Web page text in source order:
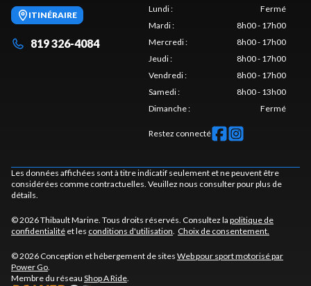
ITINÉRAIRE
819 326-4084
Lundi:
Fermé
Mardi:
8h00 - 17h00
Mercredi:
8h00 - 17h00
Jeudi:
8h00 - 17h00
Vendredi:
8h00 - 17h00
Samedi:
8h00 - 13h00
Dimanche: Fermé
Restez connecté
Les données affichées sont à titre indicatif seulement et ne peuvent être
considérées comme contractuelles. Veuillez nous consulter pour plus de
détails.
© 2026 Thibault Marine. Tous droits réservés. Consultez la politique de
confidentialité et les conditions d'utilisation. Choix de consentement.
© 2026 Conception et hébergement de sites Web pour sport motorisé par
Power Go.
Membre du réseau Shop A Ride.